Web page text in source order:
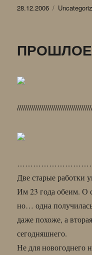
Опубликовано
28.12.2006 Рубрики
Две старые работки
Им 23 года обеим. О
но… одна
даже похоже, а
сегодняшнего.
Не для новогоднего